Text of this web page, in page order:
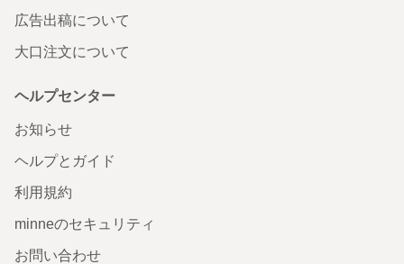
広告出稿について
大口注文について
ヘルプセンター
お知らせ
ヘルプとガイド
利用規約
minneのセキュリティ
お問い合わせ